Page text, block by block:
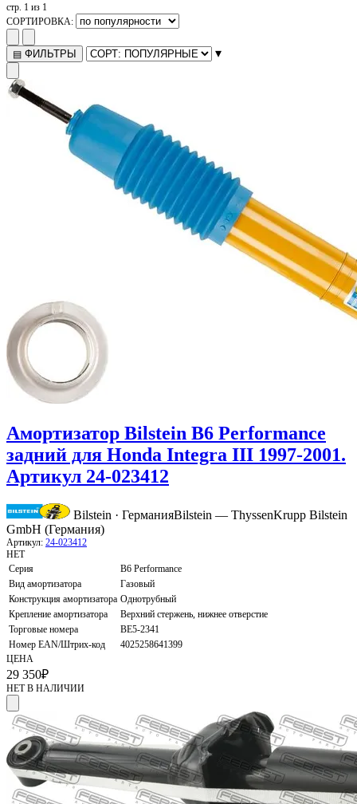
стр. 1 из 1
СОРТИРОВКА:
▤ ФИЛЬТРЫ ▾
Амортизатор Bilstein B6 Performance
задний для Honda Integra III 1997-2001.
Артикул 24-023412
Bilstein · ГерманияBilstein — ThyssenKrupp Bilstein
GmbH (Германия)
Артикул: 24-023412
НЕТ
Серия
B6 Performance
Вид амортизатора
Газовый
Конструкция амортизатора Однотрубный
Крепление амортизатора
Верхний стержень, нижнее отверстие
Торговые номера
BE5-2341
Номер EAN/Штрих-код
4025258641399
ЦЕНА
29 350₽
НЕТ В НАЛИЧИИ